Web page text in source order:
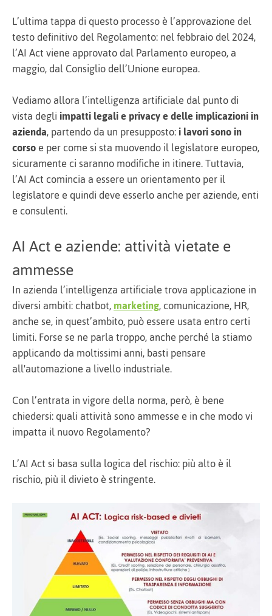
L’ultima tappa di questo processo è l’approvazione del
testo definitivo del Regolamento: nel febbraio del 2024,
l’AI Act viene approvato dal Parlamento europeo, a
maggio, dal Consiglio dell’Unione europea.
Vediamo allora l’intelligenza artificiale dal punto di
vista degliimpatti legali e privacy e delle implicazioni in
azienda, partendo da un presupposto:i lavori sono in
corsoe per come si sta muovendo il legislatore europeo,
sicuramente ci saranno modifiche in itinere. Tuttavia,
l’AI Act comincia a essere un orientamento per il
legislatore e quindi deve esserlo anche per aziende, enti
e consulenti.
AI Act e aziende: attività vietate e
ammesse
In azienda l’intelligenza artificiale trova applicazione in
diversi ambiti: chatbot,marketing, comunicazione, HR,
anche se, in quest’ambito, può essere usata entro certi
limiti. Forse se ne parla troppo, anche perché la stiamo
applicando da moltissimi anni, basti pensare
all'automazione a livello industriale.
Con l’entrata in vigore della norma, però, è bene
chiedersi: quali attività sono ammesse e in che modo vi
impatta il nuovo Regolamento?
L’AI Act si basa sulla logica del rischio: più alto è il
rischio, più il divieto è stringente.